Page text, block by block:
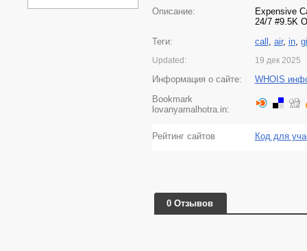
Описание:
Expensive
24/7 #9.5K
Теги:
call , air, in,
Updated: 19 дек 2025
Информация о сайте:
WHOIS
Bookmark
lovanyamalhotra.in:
Рейтинг сайтов Код для
0 Отзывов